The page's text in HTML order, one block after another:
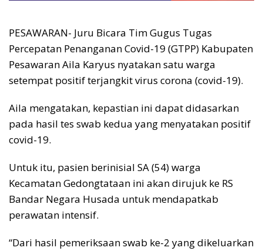
PESAWARAN- Juru Bicara Tim Gugus Tugas
Percepatan Penanganan Covid-19 (GTPP) Kabupaten
Pesawaran Aila Karyus nyatakan satu warga
setempat positif terjangkit virus corona (covid-19).
Aila mengatakan, kepastian ini dapat didasarkan
pada hasil tes swab kedua yang menyatakan positif
covid-19.
Untuk itu, pasien berinisial SA (54) warga
Kecamatan Gedongtataan ini akan dirujuk ke RS
Bandar Negara Husada untuk mendapatkab
perawatan intensif.
“Dari hasil pemeriksaan swab ke-2 yang dikeluarkan